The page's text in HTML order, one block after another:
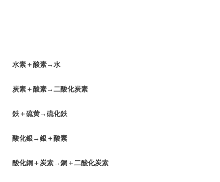
水素＋酸素→水
炭素＋酸素→二酸化炭素
鉄＋硫黄→硫化鉄
酸化銀→銀＋酸素
酸化銅＋炭素→銅＋二酸化炭素